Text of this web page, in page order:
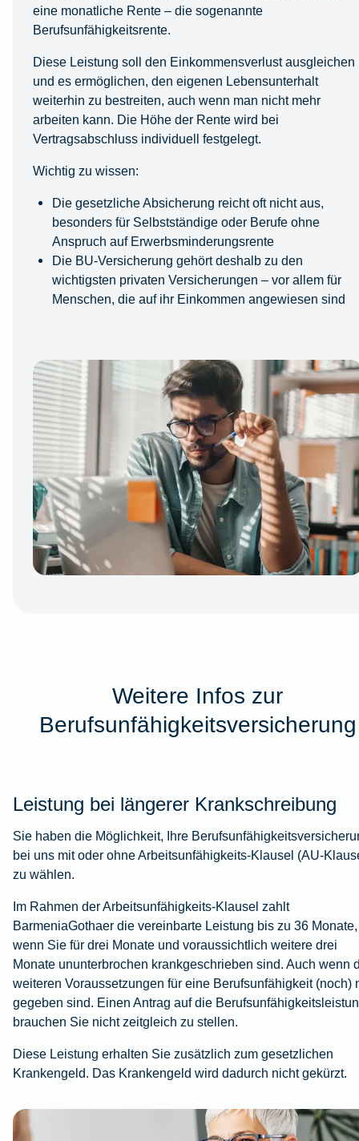
eine monatliche Rente – die sogenannte
Berufsunfähigkeitsrente.
Diese Leistung soll den Einkommensverlust ausgleichen
und es ermöglichen, den eigenen Lebensunterhalt
weiterhin zu bestreiten, auch wenn man nicht mehr
arbeiten kann. Die Höhe der Rente wird bei
Vertragsabschluss individuell festgelegt.
Wichtig zu wissen:
Die gesetzliche Absicherung reicht oft nicht aus,
besonders für Selbstständige oder Berufe ohne
Anspruch auf Erwerbsminderungsrente
Die BU-Versicherung gehört deshalb zu den
wichtigsten privaten Versicherungen – vor allem für
Menschen, die auf ihr Einkommen angewiesen sind
Weitere Infos zur
Berufsunfähigkeitsversicherung
Leistung bei längerer Krankschreibung
Sie haben die Möglichkeit, Ihre
bei uns mit oder ohne Arbeitsunfähigkeits-Klausel (AU-
zu wählen.
Im Rahmen der Arbeitsunfähigkeits-Klausel zahlt
BarmeniaGothaer die vereinbarte Leistung bis zu 36 Monate,
wenn Sie für drei Monate und voraussichtlich weitere drei
Monate ununterbrochen krankgeschrieben sind. Auch wenn
weiteren Voraussetzungen für eine Berufsunfähigkeit (noch)
gegeben sind. Einen Antrag auf die
brauchen Sie nicht zeitgleich zu stellen.
Diese Leistung erhalten Sie zusätzlich zum gesetzlichen
Krankengeld. Das Krankengeld wird dadurch nicht gekürzt.